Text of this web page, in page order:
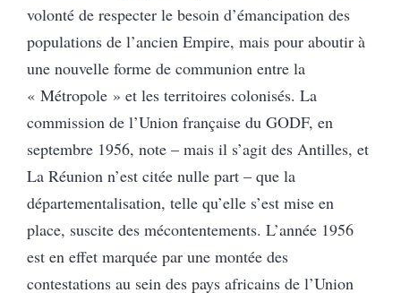
volonté de respecter le besoin d’émancipation des
populations de l’ancien Empire, mais pour aboutir à
une nouvelle forme de communion entre la
« Métropole » et les territoires colonisés. La
commission de l’Union française du GODF, en
septembre 1956, note – mais il s’agit des Antilles, et
La Réunion n’est citée nulle part – que la
départementalisation, telle qu’elle s’est mise en
place, suscite des mécontentements. L’année 1956
est en effet marquée par une montée des
contestations au sein des pays africains de l’Union